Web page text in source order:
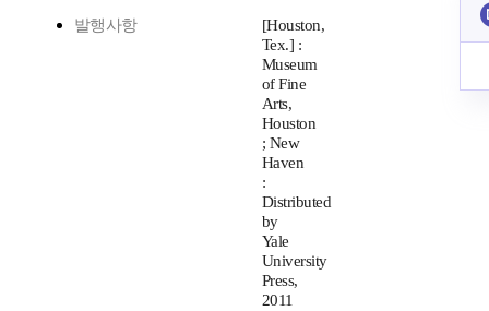
발행사항
[Houston,
Tex.] :
Museum
of Fine
Arts,
Houston
; New
Haven
:
Distributed
by
Yale
University
Press,
2011